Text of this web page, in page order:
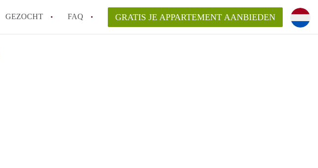
GEZOCHT FAQ GRATIS JE APPARTEMENT AANBIEDEN